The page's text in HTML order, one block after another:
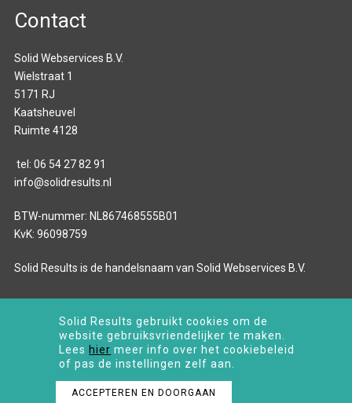
Contact
Solid Webservices B.V.
Wielstraat 1
5171 RJ
Kaatsheuvel
Ruimte 4128
tel: 06 54 27 82 91
info@solidresults.nl
BTW-nummer: NL867468555B01
KvK: 96098759
Solid Results is de handelsnaam van Solid Webservices B.V.
© 2024 SOLID RESULTS: BOUWEN OP HET INTERNET
Algemene voorwaarden
Verwerkersovereenkomst
Privacy
Disclaimer
Solid Results gebruikt cookies om de
website gebruiksvriendelijker te maken.
Lees hier meer info over het cookiebeleid
of pas de instellingen zelf aan.
ACCEPTEREN EN DOORGAAN